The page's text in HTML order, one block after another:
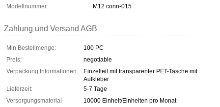
Modellnummer:
M12 conn-015
Zahlung und Versand AGB
Min Bestellmenge:
100 PC
Preis:
negotiable
Verpackung Informationen:
Einzelteil mit transparenter PET-Tasche mit
Aufkleber
Lieferzeit:
5-7 Tage
Versorgungsmaterial-
10000 Einheit/Einheiten pro Monat